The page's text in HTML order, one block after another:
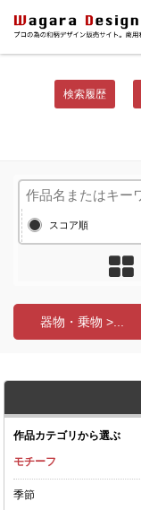
検索履歴
スコア順
器物・乗物 >...
作品カテゴリから選ぶ
モチーフ
季節